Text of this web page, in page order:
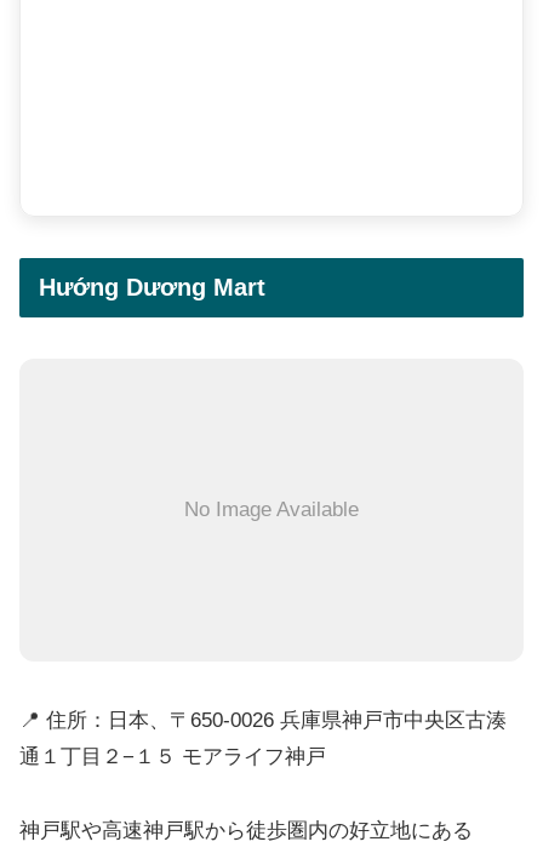
Hướng Dương Mart
No Image Available
📍 住所：日本、〒650-0026 兵庫県神戸市中央区古湊
通１丁目２−１５ モアライフ神戸
神戸駅や高速神戸駅から徒歩圏内の好立地にある